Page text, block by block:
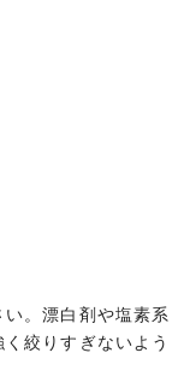
。漂白剤や塩素系
絞りすぎないよう